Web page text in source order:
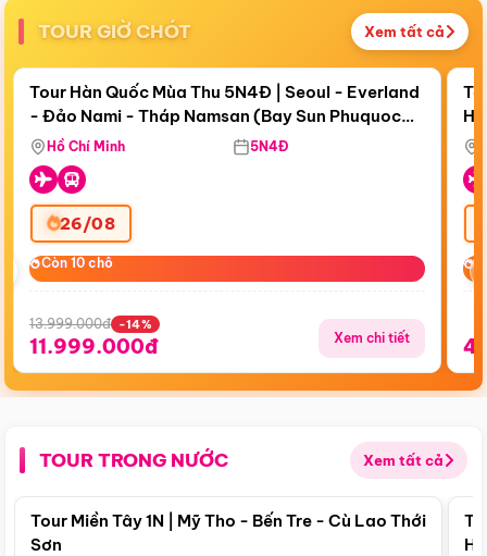
TOUR GIỜ CHÓT Xem tất cả
Còn19 ngày 07:53:21
Điểm nổi bật
Tour Hàn Quốc Mùa Thu 5N4Đ | Seoul - Everland
- Đảo Nami - Tháp Namsan (Bay Sun Phuquoc
Airways)
Hồ Chí Minh 5N4Đ
26/08
Còn 10 chỗ
Còn 10 chỗ
13.999.000đ -14%
11.999.000đ Xem chi tiết
TOUR TRONG NƯỚC Xem tất cả
Điểm nổi bật
Tour Miền Tây 1N | Mỹ Tho - Bến Tre - Cù Lao Thới
Sơn